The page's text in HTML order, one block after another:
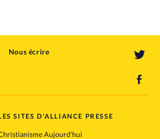
Nous écrire
SITES D'ALLIANCE PRESSE
Aujourd'hui